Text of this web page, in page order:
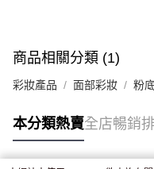
付款後門市自取，訂單確認
商品相關分類 (1)
彩妝產品 面部彩妝 粉
本分類熱賣全店暢銷